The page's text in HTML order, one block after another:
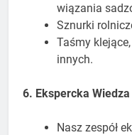
wiązania
Sznurki
Taśmy
innych.
6. Ekspercka
Nasz zespół